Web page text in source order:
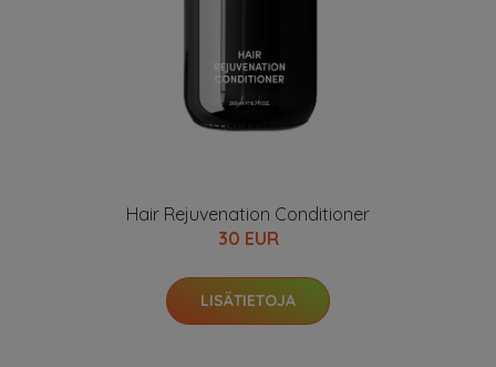
Hair Rejuvenation Conditioner
30 EUR
LISÄTIETOJA